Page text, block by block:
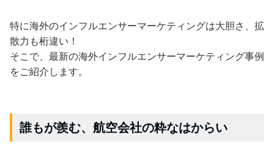
特に海外のインフルエンサーマーケティングは大胆さ、拡
散力も桁違い！
そこで、最新の海外インフルエンサーマーケティング事例
をご紹介します。
誰もが羨む、航空会社の粋なはからい